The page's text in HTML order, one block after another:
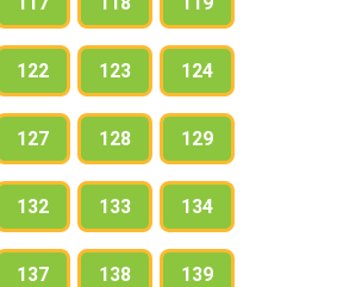
122 123 124
127 128 129
132 133 134
137 138 139